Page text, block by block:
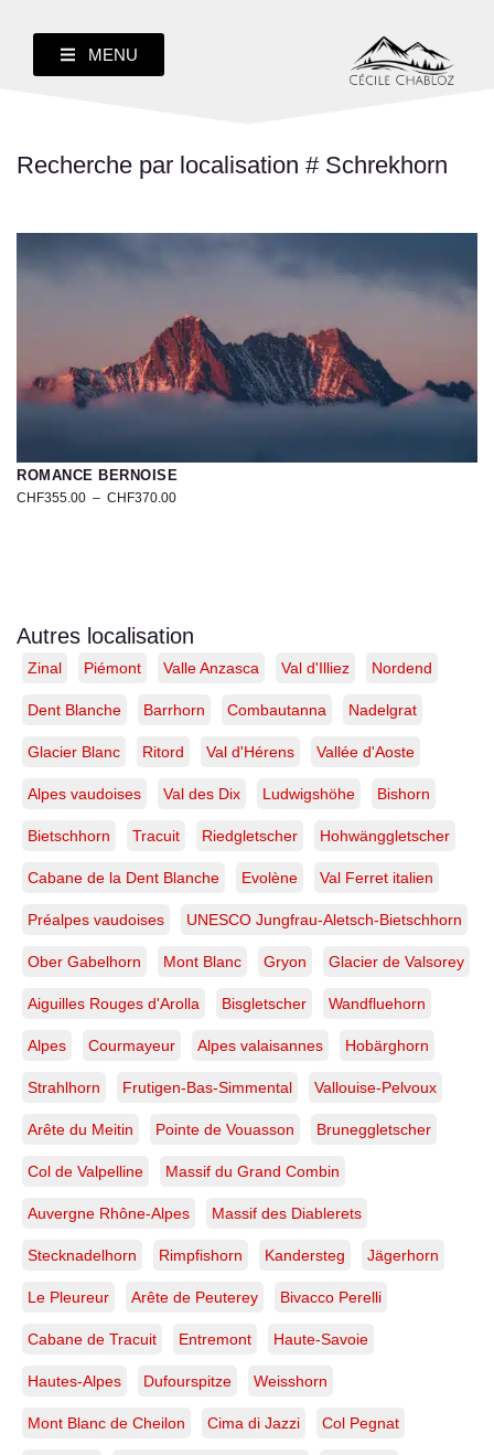
MENU
Recherche par localisation # Schrekhorn
ROMANCE BERNOISE
CHF355.00 – CHF370.00
–
d’art
Suisse
Autres localisation
Zinal Piémont Valle Anzasca Val d'Illiez Nordend
Dent Blanche Barrhorn Combautanna Nadelgrat
Glacier Blanc Ritord Val d'Hérens Vallée d'Aoste
Alpes vaudoises Val des Dix Ludwigshöhe Bishorn
Bietschhorn Tracuit Riedgletscher Hohwänggletscher
Cabane de la Dent Blanche Evolène Val Ferret italien
Préalpes vaudoises UNESCO Jungfrau-Aletsch-Bietschhorn
Ober Gabelhorn Mont Blanc Gryon Glacier de Valsorey
Aiguilles Rouges d'Arolla Bisgletscher Wandfluehorn
Alpes Courmayeur Alpes valaisannes Hobärghorn
Strahlhorn Frutigen-Bas-Simmental Vallouise-Pelvoux
Arête du Meitin Pointe de Vouasson Bruneggletscher
Col de Valpelline Massif du Grand Combin
Auvergne Rhône-Alpes Massif des Diablerets
Stecknadelhorn Rimpfishorn Kandersteg Jägerhorn
Le Pleureur Arête de Peuterey Bivacco Perelli
Cabane de Tracuit Entremont Haute-Savoie
Hautes-Alpes Dufourspitze Weisshorn
Mont Blanc de Cheilon Cima di Jazzi Col Pegnat